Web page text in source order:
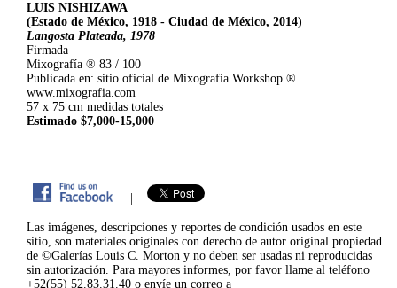
LUIS NISHIZAWA
(Estado de México, 1918 - Ciudad de México, 2014)
Langosta Plateada, 1978
Firmada
Mixografía ® 83 / 100
Publicada en: sitio oficial de Mixografía Workshop ®
www.mixografia.com
57 x 75 cm medidas totales
Estimado $7,000-15,000
|
Las imágenes, descripciones y reportes de condición usados en este
sitio, son materiales originales con derecho de autor original propiedad
de ©Galerías Louis C. Morton y no deben ser usadas ni reproducidas
sin autorización. Para mayores informes, por favor llame al teléfono
+52(55) 52.83.31.40 o envíe un correo a